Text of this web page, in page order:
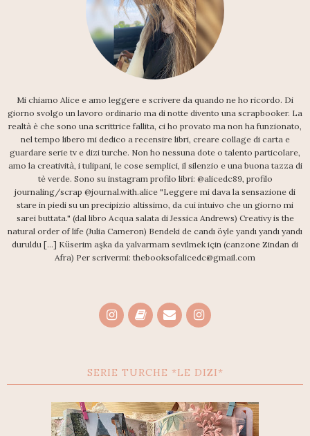
Mi chiamo Alice e amo leggere e scrivere da quando ne ho ricordo. Di
giorno svolgo un lavoro ordinario ma di notte divento una scrapbooker. La
realtà è che sono una scrittrice fallita, ci ho provato ma non ha funzionato,
nel tempo libero mi dedico a recensire libri, creare collage di carta e
guardare serie tv e dizi turche. Non ho nessuna dote o talento particolare,
amo la creatività, i tulipani, le cose semplici, il silenzio e una buona tazza di
tè verde. Sono su instagram profilo libri: @alicedc89, profilo
journaling/scrap @journal.with.alice "Leggere mi dava la sensazione di
stare in piedi su un precipizio altissimo, da cui intuivo che un giorno mi
sarei buttata." (dal libro Acqua salata di Jessica Andrews) Creativy is the
natural order of life (Julia Cameron) Bendeki de candı öyle yandı yandı yandı
duruldu [...] Küserim aşka da yalvarmam sevilmek için (canzone Zindan di
Afra) Per scrivermi: thebooksofalicedc@gmail.com
SERIE TURCHE *LE DIZI*